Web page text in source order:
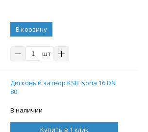
В корзину
шт
Дисковый затвор KSB Isoria 16 DN
80
В наличии
Купить в 1 клик